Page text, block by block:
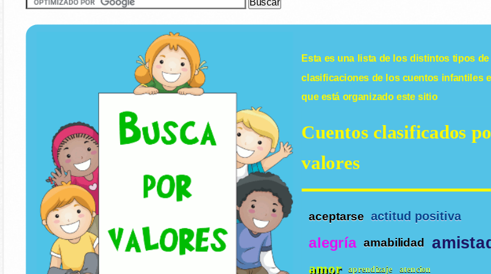
Esta es una lista de los distintos tipos de
clasificaciones de los cuentos infantiles
que está organizado este sitio
Cuentos clasificados
valores
aceptarse actitud positiva
alegría amabilidad
amor aprendizaje atencion